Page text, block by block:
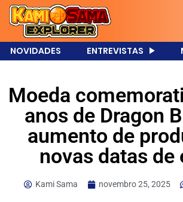
NOVIDADES ENTREVISTAS
Moeda
anos de Dragon
aumento de
novas datas de
Kami Sama novembro 25, 2025